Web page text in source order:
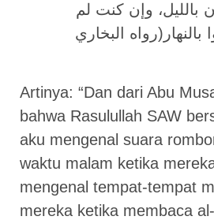
بالليل، وإن كنت لم
بالنهار(رواه البخاري
Artinya: “Dan dari Abu
bahwa Rasulullah SAW
aku mengenal suara
waktu malam ketika
mengenal tempat-tempat
mereka ketika membaca